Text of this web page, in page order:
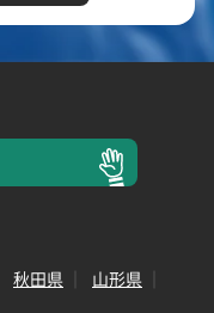
秋田県
山形県